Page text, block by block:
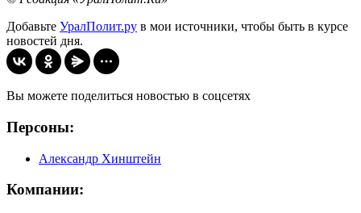
Добавьте УралПолит.ру в мои источники, чтобы быть в курсе
новостей дня.
Вы можете поделиться новостью в соцсетях
Персоны:
Александр Хинштейн
Компании: